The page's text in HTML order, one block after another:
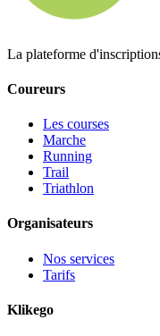
La plateforme
Coureurs
Les courses
Marche
Running
Trail
Triathlon
Organisateurs
Nos services
Tarifs
Klikego